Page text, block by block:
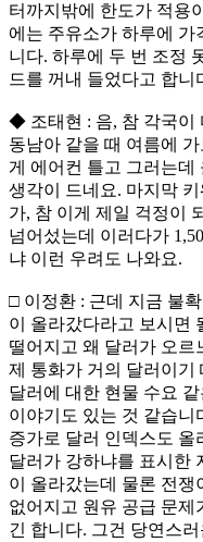
터까지밖에 한도가 적용
에는 주유소가 하루에 가
니다. 하루에 두 번 조정
드를 꺼내 들었다고 합니
◆ 조태현 : 음, 참 각국이
동남아 같을 때 여름에
게 에어컨 틀고 그러는데
생각이 드네요. 마지막
가, 참 이게 제일 걱정이
넘어섰는데 이러다가
냐 이런 우려도 나와요.
□ 이정환 : 근데 지금 불
이 올라갔다라고 보시면
떨어지고 왜 달러가 오르
제 통화가 거의 달러이기
달러에 대한 현물 수요
이야기도 있는 것 같습니
증가로 달러 인덱스도
달러가 강하냐를 표시한
이 올라갔는데 물론 전쟁
없어지고 원유 공급 문제
긴 합니다. 그건 당연스